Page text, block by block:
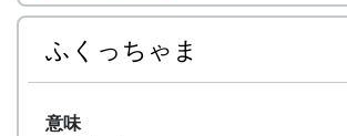
ふくっちゃま
意味